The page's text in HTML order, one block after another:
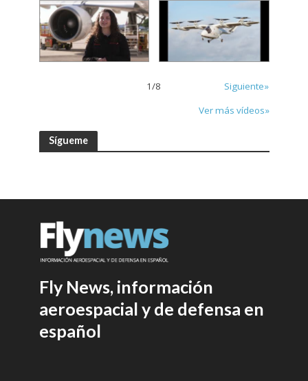
1/8
Siguiente»
Ver más vídeos»
Sígueme
Fly News, información
aeroespacial y de defensa en
español